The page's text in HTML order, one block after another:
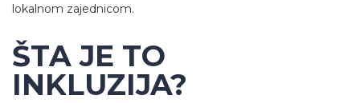
lokalnom zajednicom.
ŠTA JE TO
INKLUZIJA?